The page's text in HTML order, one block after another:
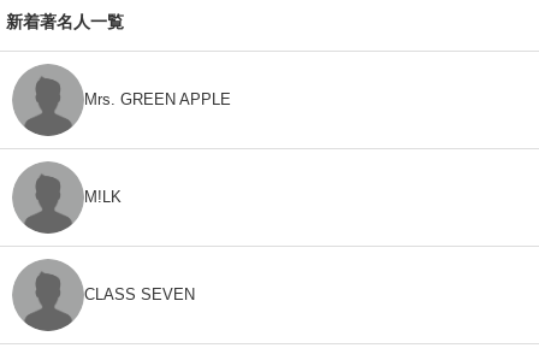
新着著名人一覧
Mrs. GREEN APPLE
M!LK
CLASS SEVEN